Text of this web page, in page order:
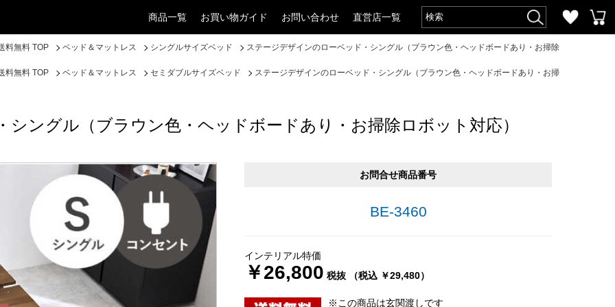
商品一覧 お買い物ガイド お問い合わせ 直営店一覧
料無料 TOP ベッド＆マットレス シングルサイズベッド ステージデザインのローベッド・シングル（ブラウン色・ヘッドボードあり・お掃除
料無料 TOP ベッド＆マットレス セミダブルサイズベッド ステージデザインのローベッド・シングル（ブラウン色・ヘッドボードあり・お掃
ングル（ブラウン色・ヘッドボードあり・お掃除ロボット対応）
お問合せ商品番号
BE-3460
インテリアル特価
￥26,800 税抜 （税込 ￥29,480）
※この商品は玄関渡しです